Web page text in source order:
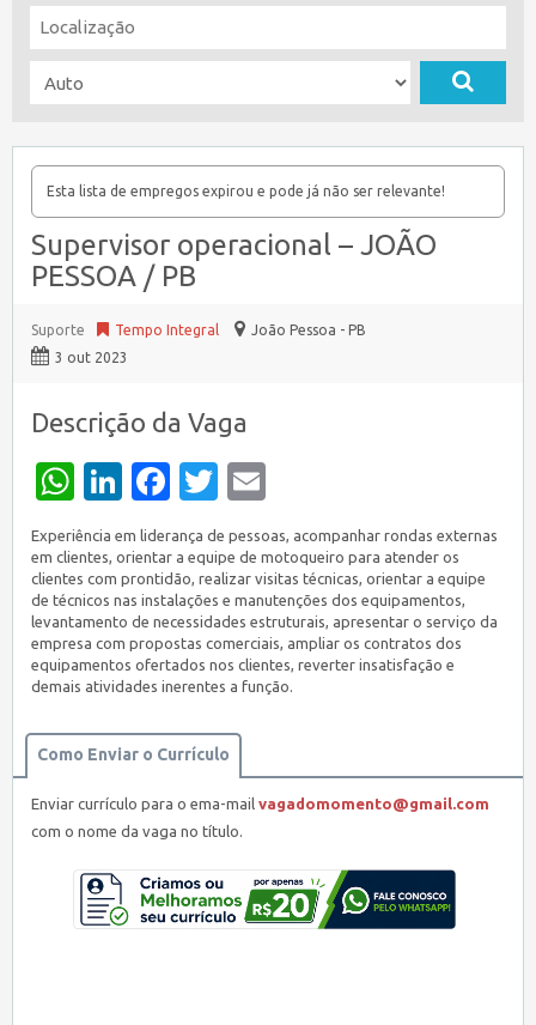
Esta lista de empregos expirou e pode já não ser relevante!
Supervisor operacional – JOÃO
PESSOA / PB
Suporte Tempo Integral
João Pessoa - PB
3 out 2023
Descrição da Vaga
WhatsApp
LinkedIn
Facebook
Twitter
Experiência em liderança de pessoas, acompanhar rondas externas
em clientes, orientar a equipe de motoqueiro para atender os
clientes com prontidão, realizar visitas técnicas, orientar a equipe
de técnicos nas instalações e manutenções dos equipamentos,
levantamento de necessidades estruturais, apresentar o serviço da
empresa com propostas comerciais, ampliar os contratos dos
equipamentos ofertados nos clientes, reverter insatisfação e
demais atividades inerentes a função.
Como Enviar o Currículo
Enviar currículo para o ema-mail vagadomomento@gmail.com
com o nome da vaga no título.